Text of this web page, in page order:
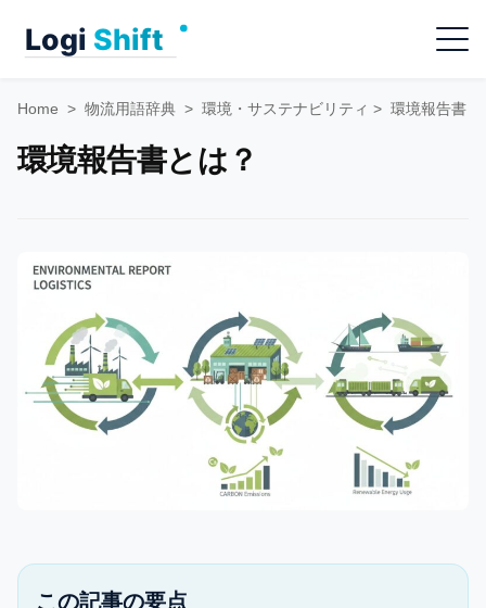
Menu
Home > 物流用語辞典 > 環境・サステナビリティ > 環境報告書
環境報告書とは？
この記事の要点